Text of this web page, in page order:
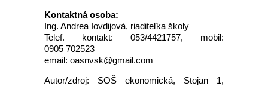
Kontaktná osoba:
Ing. Andrea Iovdijová, riaditeľka školy
Telef. kontakt: 053/4421757, mobil:
0905 702523
email: oasnvsk@gmail.com
Autor/zdroj: SOŠ ekonomická, Stojan 1,